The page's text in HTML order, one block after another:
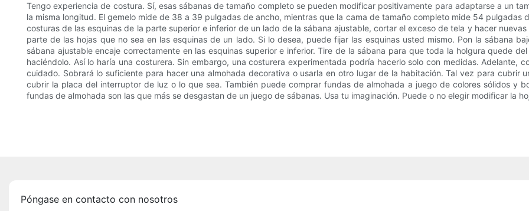
Tengo experiencia de costura. Sí, esas sábanas de tamaño completo se pueden modificar positivamente para adaptarse a un
la misma longitud. El gemelo mide de 38 a 39 pulgadas de ancho, mientras que la cama de tamaño completo mide 54
costuras de las esquinas de la parte superior e inferior de un lado de la sábana ajustable, cortar el exceso de tela y hacer
parte de las hojas que no sea en las esquinas de un lado. Si lo desea, puede fijar las esquinas usted mismo. Pon la sábana
sábana ajustable encaje correctamente en las esquinas superior e inferior. Tire de la sábana para que toda la holgura quede
haciéndolo. Así lo haría una costurera. Sin embargo, una costurera experimentada podría hacerlo solo con medidas. Adelante,
cuidado. Sobrará lo suficiente para hacer una almohada decorativa o usarla en otro lugar de la habitación. Tal vez para cubrir
cubrir la placa del interruptor de luz o lo que sea. También puede comprar fundas de almohada a juego de colores sólidos y
fundas de almohada son las que más se desgastan de un juego de sábanas. Usa tu imaginación. Puede o no elegir modificar la
Póngase en contacto con nosotros